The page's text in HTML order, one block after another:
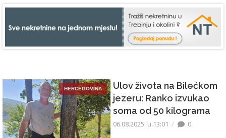
HERCEGOVINA
Ulov života na Bilećkom
jezeru: Ranko izvukao
soma od 50 kilograma
06.08.2025. u 13:01 0